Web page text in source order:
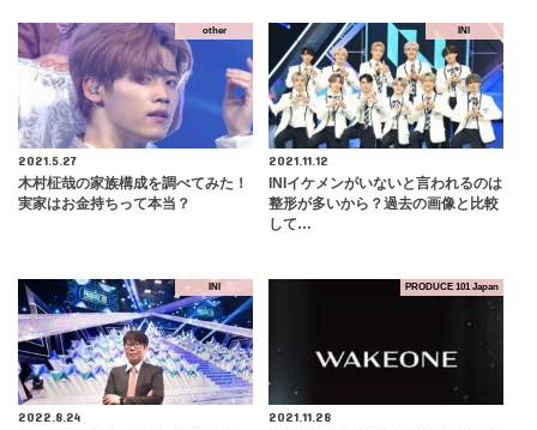
other
2021.5.27
木村柾哉の家族構成を調べてみた！
実家はお金持ちって本当？
INI
2021.11.12
INIイケメンがいないと言われるのは
整形が多いから？過去の画像と比較
して…
INI
2022.8.24
PRODUCE 101 Japan
2021.11.28